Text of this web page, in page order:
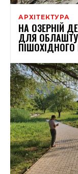
АРХІТЕКТУРА
НА ОЗЕРНІЙ
ДЛЯ